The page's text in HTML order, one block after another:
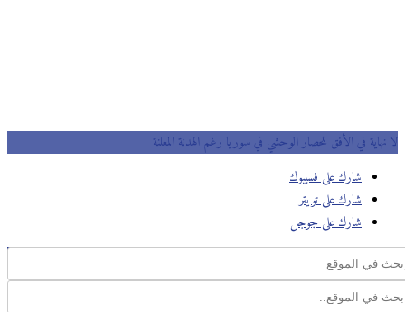
لا نهاية في الأفق للحصار الوحشي في سوريا رغم الهدنة المعلنة
شارك على فسيبوك
شارك على تويتر
شارك على جوجل